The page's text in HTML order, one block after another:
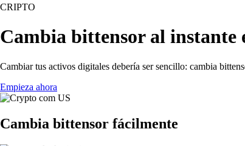
CRIPTO
Cambia bittensor al instante
Cambiar tus activos digitales debería ser sencillo: cambia
Empieza ahora
Cambia bittensor fácilmente